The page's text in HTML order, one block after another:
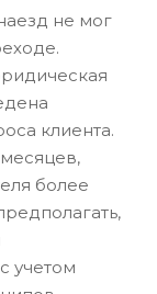
не мог
клиента.
более
учетом